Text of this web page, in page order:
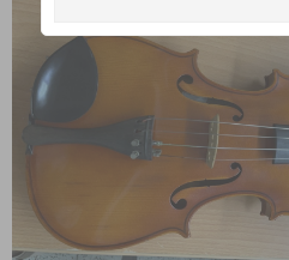
暑假限定!
專業鋼琴到府